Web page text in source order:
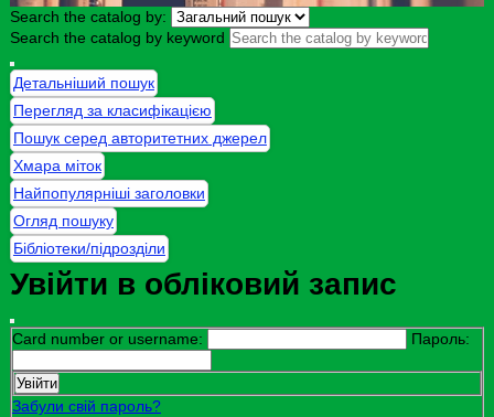
Search the catalog by:
Search the catalog by keyword
Детальніший пошук
Перегляд за класифікацією
Пошук серед авторитетних джерел
Хмара міток
Найпопулярніші заголовки
Огляд пошуку
Бібліотеки/підрозділи
Увійти в обліковий запис
Card number or username: Пароль:
Забули свій пароль?